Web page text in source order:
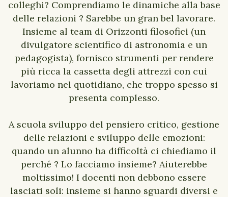
colleghi? Comprendiamo le dinamiche alla base
delle relazioni ? Sarebbe un gran bel lavorare.
Insieme al team di Orizzonti filosofici (un
divulgatore scientifico di astronomia e un
pedagogista), fornisco strumenti per rendere
più ricca la cassetta degli attrezzi con cui
lavoriamo nel quotidiano, che troppo spesso si
presenta complesso.
A scuola sviluppo del pensiero critico, gestione
delle relazioni e sviluppo delle emozioni:
quando un alunno ha difficoltà ci chiediamo il
perché ? Lo facciamo insieme? Aiuterebbe
moltissimo! I docenti non debbono essere
lasciati soli: insieme si hanno sguardi diversi e